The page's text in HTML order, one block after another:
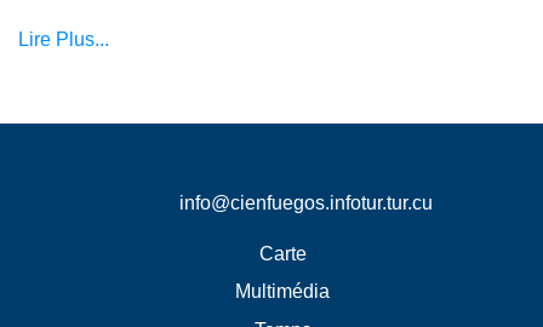
Lire Plus...
info@cienfuegos.infotur.tur.cu
Carte
Multimédia